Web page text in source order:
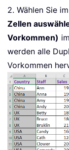
2. Wählen Sie
Zellen
Vorkommen)
werden alle
Vorkommen